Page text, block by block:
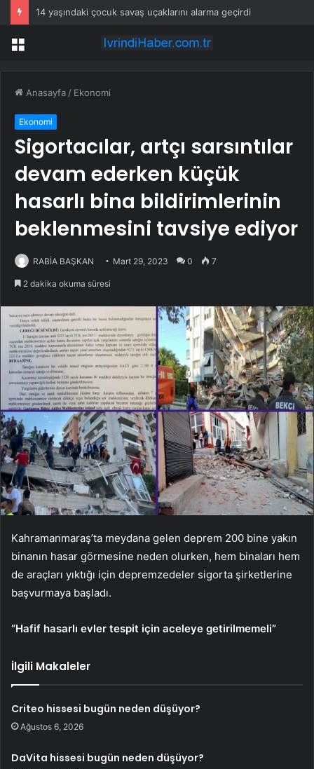
14 yaşındaki çocuk savaş uçaklarını alarma geçirdi
Menü
Anasayfa / Ekonomi
Ekonomi
Sigortacılar, artçı sarsıntılar
devam ederken küçük
hasarlı bina bildirimlerinin
beklenmesini tavsiye ediyor
RABİA BAŞKAN Mart 29, 2023 0 7
2 dakika okuma süresi
Kahramanmaraş’ta meydana gelen deprem 200 bine yakın
binanın hasar görmesine neden olurken, hem binaları hem
de araçları yıktığı için depremzedeler sigorta şirketlerine
başvurmaya başladı.
“Hafif hasarlı evler tespit için aceleye getirilmemeli”
İlgili Makaleler
Criteo hissesi bugün neden düşüyor?
Ağustos 6, 2026
DaVita hissesi bugün neden düşüyor?